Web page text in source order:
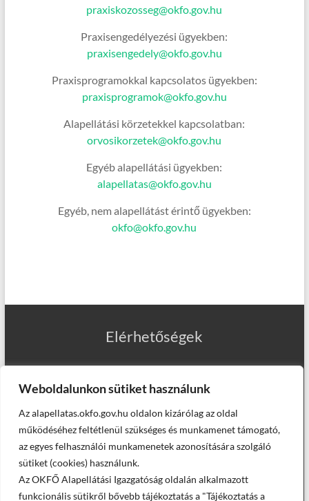
Weboldalunkon sütiket használunk
Az alapellatas.okfo.gov.hu oldalon kizárólag az oldal
működéséhez feltétlenül szükséges és munkamenet támogató,
az egyes felhasználói munkamenetek azonosítására szolgáló
sütiket (cookies) használunk.
Az OKFŐ Alapellátási Igazgatóság oldalán alkalmazott
funkcionális sütikről bővebb tájékoztatás a "Tájékoztatás a
praxiskozosseg@okfo.gov.hu
Praxisengedélyezési ügyekben:
praxisengedely@okfo.gov.hu
Praxisprogramokkal kapcsolatos ügyekben:
praxisprogramok@okfo.gov.hu
Alapellátási körzetekkel kapcsolatban:
orvosikorzetek@okfo.gov.hu
Egyéb alapellátási ügyekben:
alapellatas@okfo.gov.hu
Egyéb, nem alapellátást érintő ügyekben:
okfo@okfo.gov.hu
Elérhetőségek
Munkatársaink
Helyettesítő háziorvosaink